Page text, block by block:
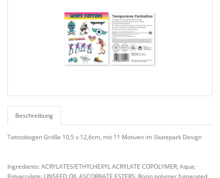
Beschreibung
Tattoobogen Größe 10,5 x 12,6cm, mit 11 Motiven im Skatepark Design
Ingredients: ACRYLATES/ETHYLHEXYL ACRYLATE COPOLYMER; Aqua;
Polyacrylate; LINSEED OIL ASCORBATE ESTERS; Rosin polymer fumarated